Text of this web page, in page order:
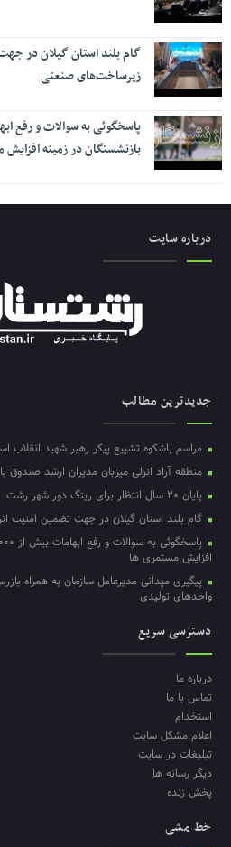
گام بلند استان گیلان در
زیرساخت‌های صنعتی
بازنشستگان در زمینه
درباره سایت
جدیدترین مطالب
مراسم باشکوه تشییع پیکر رهبر شهید انقلاب
منطقه آزاد انزلی میزبان مدیران ارشد
پایان ۲۰ سال انتظار برای رینگ دور شهر رشت
گام بلند استان گیلان در جهت تضمین امنیت
افزایش مستمری ها
پیگیری میدانی مدیرعامل سازمان به همراه
واحدهای تولیدی
دسترسی سریع
درباره ما
تماس با ما
استخدام
اعلام مشکل سایت
تبلیغات در سایت
دیگر رسانه ها
پخش زنده
خط مشی